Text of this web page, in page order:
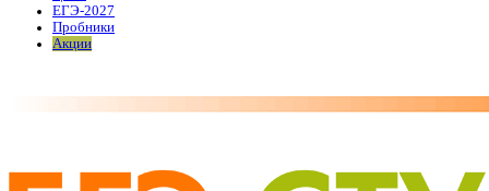
ЕГЭ-2027
Пробники
Акции